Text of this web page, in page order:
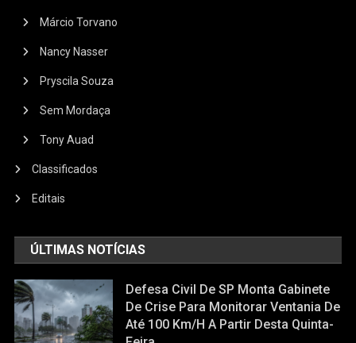
Márcio Torvano
Nancy Nasser
Pryscila Souza
Sem Mordaça
Tony Auad
Classificados
Editais
ÚLTIMAS NOTÍCIAS
Defesa Civil De SP Monta Gabinete
De Crise Para Monitorar Ventania De
Até 100 Km/h A Partir Desta Quinta-